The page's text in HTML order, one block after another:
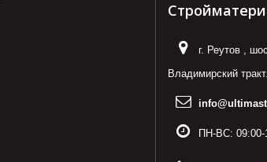
г. Реутов,
Владимирский
ПН-ВС: 09:00-